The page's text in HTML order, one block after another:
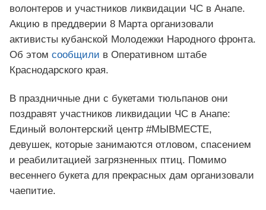
волонтеров и участников ликвидации ЧС в Анапе.
Акцию в преддверии 8 Марта организовали
активисты кубанской Молодежки Народного фронта.
Об этом сообщили в Оперативном штабе
Краснодарского края.
В праздничные дни с букетами тюльпанов они
поздравят участников ликвидации ЧС в Анапе:
Единый волонтерский центр #МЫВМЕСТЕ,
девушек, которые занимаются отловом, спасением
и реабилитацией загрязненных птиц. Помимо
весеннего букета для прекрасных дам организовали
чаепитие.